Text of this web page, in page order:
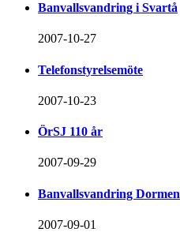
Banvallsvandring i Svartå
2007-10-27
Telefonstyrelsemöte
2007-10-23
ÖrSJ 110 år
2007-09-29
Banvallsvandring Dormen
2007-09-01